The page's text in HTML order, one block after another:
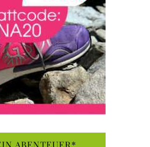
ABENTEUER*